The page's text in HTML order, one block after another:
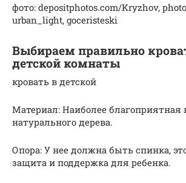
фото: depositphotos.com/Kryzhov,
urban_light, goceristeski
Выбираем правильно
детской комнаты
кровать в детской
Материал: Наиболее благоприятная
натурального дерева.
Опора: У нее должна быть спинка,
защита и поддержка для ребенка.